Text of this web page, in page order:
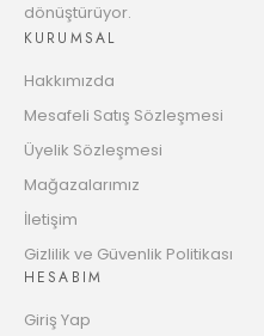
Taksit
12
dönüştürüyor.
KURUMSAL
Hakkımızda
Mesafeli Satış Sözleşmesi
Üyelik Sözleşmesi
Mağazalarımız
İletişim
Gizlilik ve Güvenlik Politikası
HESABIM
Giriş Yap